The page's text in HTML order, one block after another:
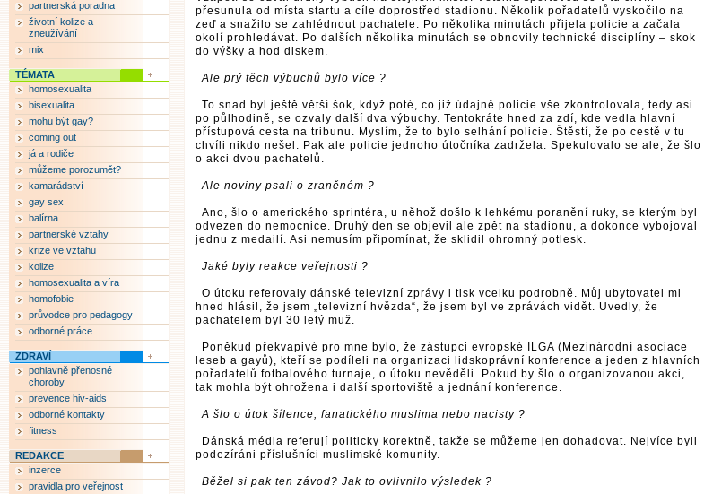
přesunula od místa startu a cíle doprostřed stadionu. Několik pořadatelů vyskočilo na
zeď a snažilo se zahlédnout pachatele. Po několika minutách přijela policie a začala
okolí prohledávat. Po dalších několika minutách se obnovily technické disciplíny – skok
do výšky a hod diskem.
Ale prý těch výbuchů bylo více ?
To snad byl ještě větší šok, když poté, co již údajně policie vše zkontrolovala, tedy asi
po půlhodině, se ozvaly další dva výbuchy. Tentokráte hned za zdí, kde vedla hlavní
přístupová cesta na tribunu. Myslím, že to bylo selhání policie. Štěstí, že po cestě v tu
chvíli nikdo nešel. Pak ale policie jednoho útočníka zadržela. Spekulovalo se ale, že šlo
o akci dvou pachatelů.
Ale noviny psali o zraněném ?
Ano, šlo o amerického sprintéra, u něhož došlo k lehkému poranění ruky, se kterým byl
odvezen do nemocnice. Druhý den se objevil ale zpět na stadionu, a dokonce vybojoval
jednu z medailí. Asi nemusím připomínat, že sklidil ohromný potlesk.
Jaké byly reakce veřejnosti ?
O útoku referovaly dánské televizní zprávy i tisk vcelku podrobně. Můj ubytovatel mi
hned hlásil, že jsem „televizní hvězda“, že jsem byl ve zprávách vidět. Uvedly, že
pachatelem byl 30 letý muž.
Poněkud překvapivé pro mne bylo, že zástupci evropské ILGA (Mezinárodní asociace
leseb a gayů), kteří se podíleli na organizaci lidskoprávní konference a jeden z hlavních
pořadatelů fotbalového turnaje, o útoku nevěděli. Pokud by šlo o organizovanou akci,
tak mohla být ohrožena i další sportoviště a jednání konference.
A šlo o útok šílence, fanatického muslima nebo nacisty ?
Dánská média referují politicky korektně, takže se můžeme jen dohadovat. Nejvíce byli
podezíráni příslušníci muslimské komunity.
Běžel si pak ten závod? Jak to ovlivnilo výsledek ?
partnerská poradna
životní kolize a
zneužívání
mix
TÉMATA
homosexualita
bisexualita
mohu být gay?
coming out
já a rodiče
můžeme porozumět?
kamarádství
gay sex
balírna
partnerské vztahy
krize ve vztahu
kolize
homosexualita a víra
homofobie
průvodce pro pedagogy
odborné práce
ZDRAVÍ
pohlavně přenosné
choroby
prevence hiv-aids
odborné kontakty
fitness
REDAKCE
inzerce
pravidla pro veřejnost